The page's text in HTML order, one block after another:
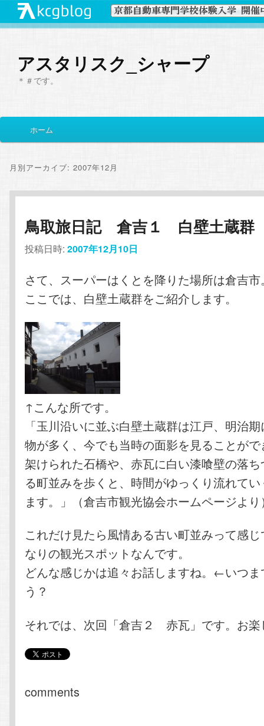
アスタリスク_シャープ
＊＃です。
イ
メ
ン
コ
ン
テ
ン
ツ
へ
移
動
サ
コ
ン
テ
ン
ツ
へ
移
動
ホーム
月別アーカイブ:2007年12月
鳥取旅日記 倉吉１ 白壁土蔵群
投稿日時:2007年12月10日
さて、スーパーはくとを降りた場所は倉吉市
ここでは、白壁土蔵群をご紹介します。
↑こんな所です。
「玉川沿いに並ぶ白壁土蔵群は江戸、明治
物が多く、今でも当時の面影を見ることが
架けられた石橋や、赤瓦に白い漆喰壁の落
る町並みを歩くと、時間がゆっくり流れて
ます。」（倉吉市観光協会ホームページより
これだけ見たら風情ある古い町並みって感
なりの観光スポットなんです。
どんな感じかは追々お話しますね。←いつ
う？
それでは、次回「倉吉２ 赤瓦」です。お楽
comments